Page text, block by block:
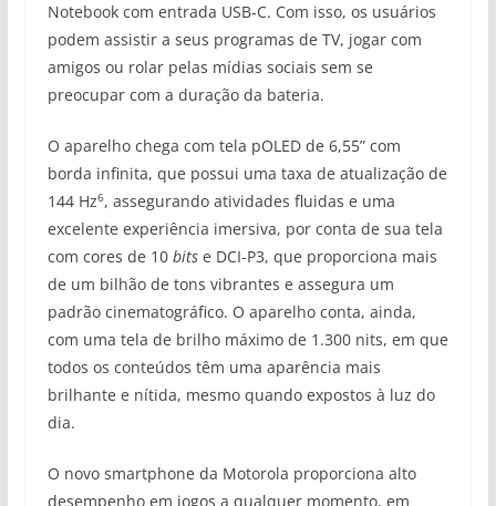
Notebook com entrada USB-C. Com isso, os usuários
podem assistir a seus programas de TV, jogar com
amigos ou rolar pelas mídias sociais sem se
preocupar com a duração da bateria.
O aparelho chega com tela pOLED de 6,55” com
borda infinita, que possui uma taxa de atualização de
144 Hz6, assegurando atividades fluidas e uma
excelente experiência imersiva, por conta de sua tela
com cores de 10 bitse DCI-P3, que proporciona mais
de um bilhão de tons vibrantes e assegura um
padrão cinematográfico. O aparelho conta, ainda,
com uma tela de brilho máximo de 1.300 nits, em que
todos os conteúdos têm uma aparência mais
brilhante e nítida, mesmo quando expostos à luz do
dia.
O novo smartphone da Motorola proporciona alto
desempenho em jogos a qualquer momento, em